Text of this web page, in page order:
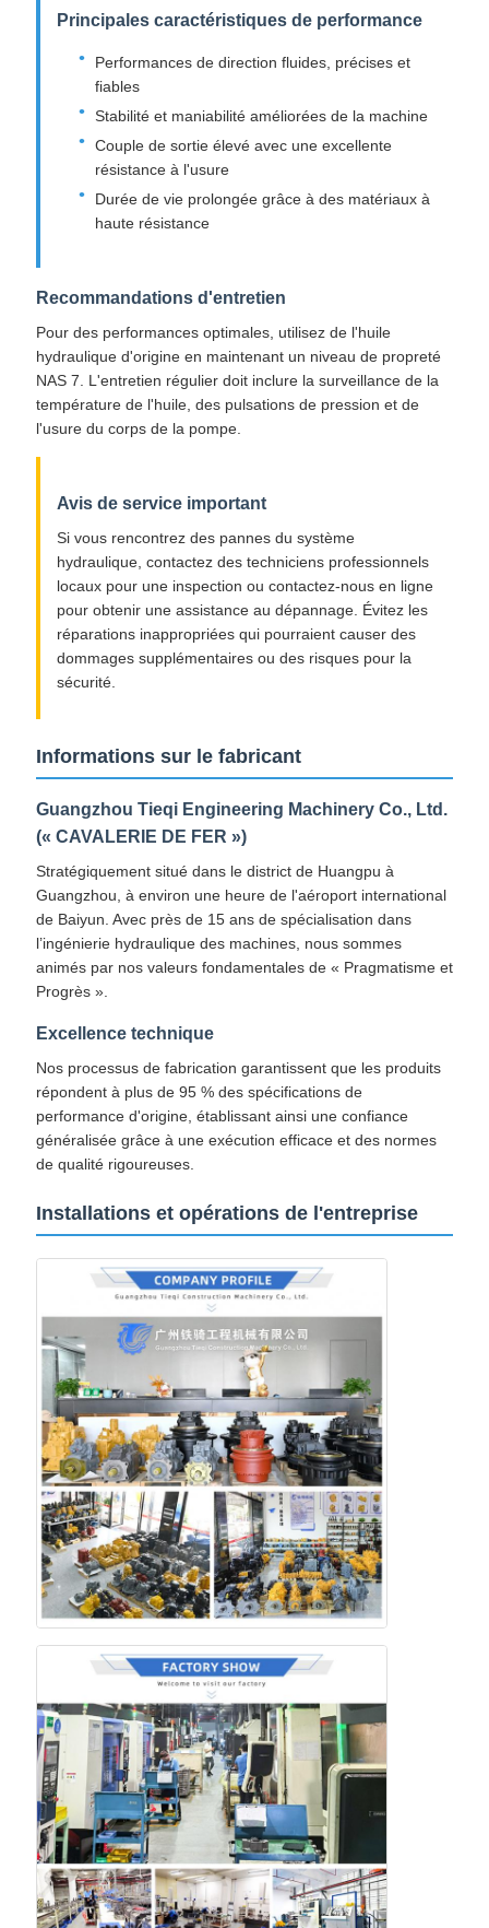
Principales caractéristiques de performance
Performances de direction fluides, précises et
fiables
Stabilité et maniabilité améliorées de la machine
Couple de sortie élevé avec une excellente
résistance à l'usure
Durée de vie prolongée grâce à des matériaux à
haute résistance
Recommandations d'entretien
Pour des performances optimales, utilisez de l'huile
hydraulique d'origine en maintenant un niveau de propreté
NAS 7. L'entretien régulier doit inclure la surveillance de la
température de l'huile, des pulsations de pression et de
l'usure du corps de la pompe.
Avis de service important
Si vous rencontrez des pannes du système
hydraulique, contactez des techniciens professionnels
locaux pour une inspection ou contactez-nous en ligne
pour obtenir une assistance au dépannage. Évitez les
réparations inappropriées qui pourraient causer des
dommages supplémentaires ou des risques pour la
sécurité.
Informations sur le fabricant
Guangzhou Tieqi Engineering Machinery Co., Ltd.
(« CAVALERIE DE FER »)
Stratégiquement situé dans le district de Huangpu à
Guangzhou, à environ une heure de l'aéroport international
de Baiyun. Avec près de 15 ans de spécialisation dans
l’ingénierie hydraulique des machines, nous sommes
animés par nos valeurs fondamentales de « Pragmatisme et
Progrès ».
Excellence technique
Nos processus de fabrication garantissent que les produits
répondent à plus de 95 % des spécifications de
performance d'origine, établissant ainsi une confiance
généralisée grâce à une exécution efficace et des normes
de qualité rigoureuses.
Installations et opérations de l'entreprise